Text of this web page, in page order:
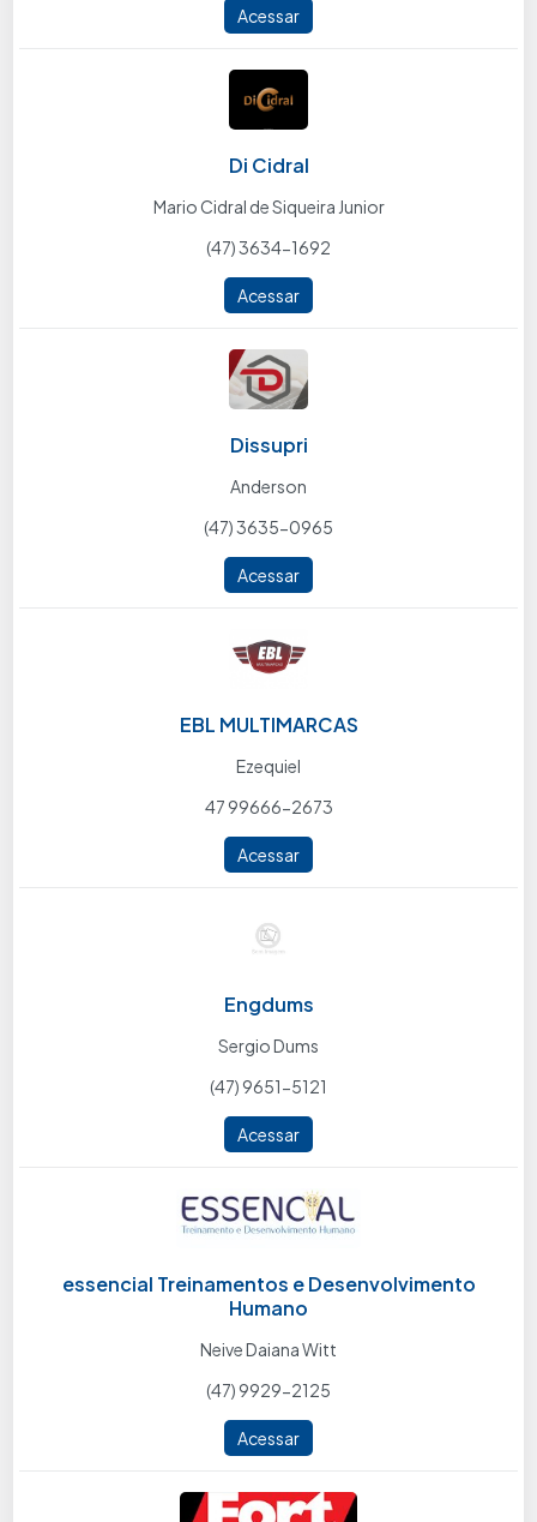
Acessar
Di Cidral
Mario Cidral de Siqueira Junior
(47) 3634-1692
Acessar
Dissupri
Anderson
(47) 3635-0965
Acessar
EBL MULTIMARCAS
Ezequiel
47 99666-2673
Acessar
Engdums
Sergio Dums
(47) 9651-5121
Acessar
essencial Treinamentos e Desenvolvimento
Humano
Neive Daiana Witt
(47) 9929-2125
Acessar